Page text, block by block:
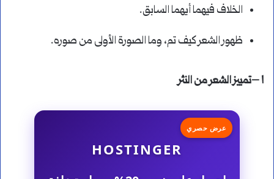
الخلاف فيهما أيهما السابق.
ظهور الشعر كيف تم، وما الصورة الأولى من صوره.
١ –تمييز الشعر من النثر
عرض حصري
HOSTINGER